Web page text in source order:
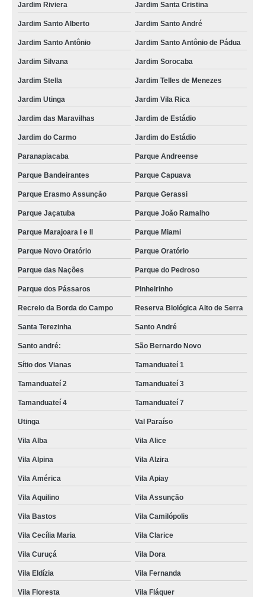
Jardim Riviera Jardim Santa Cristina
Jardim Santo Alberto Jardim Santo André
Jardim Santo Antônio Jardim Santo Antônio de Pádua
Jardim Silvana Jardim Sorocaba
Jardim Stella Jardim Telles de Menezes
Jardim Utinga Jardim Vila Rica
Jardim das Maravilhas Jardim de Estádio
Jardim do Carmo Jardim do Estádio
Paranapiacaba Parque Andreense
Parque Bandeirantes Parque Capuava
Parque Erasmo Assunção Parque Gerassi
Parque Jaçatuba Parque João Ramalho
Parque Marajoara I e II Parque Miami
Parque Novo Oratório Parque Oratório
Parque das Nações Parque do Pedroso
Parque dos Pássaros Pinheirinho
Recreio da Borda do Campo Reserva Biológica Alto de Serra
Santa Terezinha Santo André
Santo andré: São Bernardo Novo
Sítio dos Vianas Tamanduateí 1
Tamanduateí 2 Tamanduateí 3
Tamanduateí 4 Tamanduateí 7
Utinga Val Paraíso
Vila Alba Vila Alice
Vila Alpina Vila Alzira
Vila América Vila Apiay
Vila Aquilino Vila Assunção
Vila Bastos Vila Camilópolis
Vila Cecília Maria Vila Clarice
Vila Curuçá Vila Dora
Vila Eldízia Vila Fernanda
Vila Floresta Vila Fláquer